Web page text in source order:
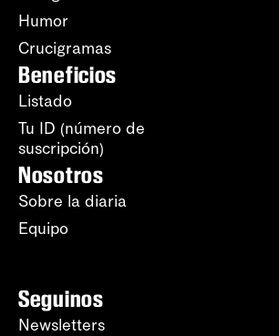
Humor
Crucigramas
Beneficios
Listado
Tu ID (número de
suscripción)
Nosotros
Sobre la diaria
Equipo
Seguinos
Newsletters